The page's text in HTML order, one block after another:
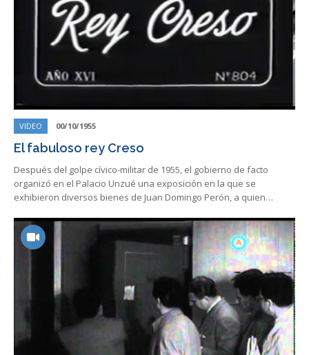
VIDEO 00/10/1955
El fabuloso rey Creso
Después del golpe cívico-militar de 1955, el gobierno de facto
organizó en el Palacio Unzué una exposición en la que se
exhibieron diversos bienes de Juan Domingo Perón, a quien…